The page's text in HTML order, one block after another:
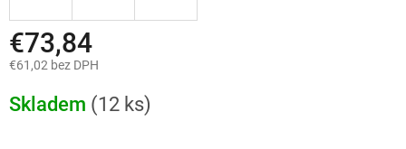
€73,84
€61,02 bez DPH
cena:
Skladem (12 ks)